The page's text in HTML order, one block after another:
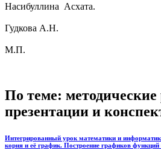
Насибуллина Асхата.
Гудкова А.Н.
М.П.
По теме: методические
презентации и
Интегрированный урок математики и
корня и её график. Построение графиков функций